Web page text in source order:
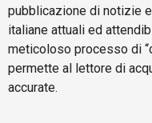
pubblicazione di notizie
italiane attuali ed
meticoloso processo di
permette al lettore di
accurate.